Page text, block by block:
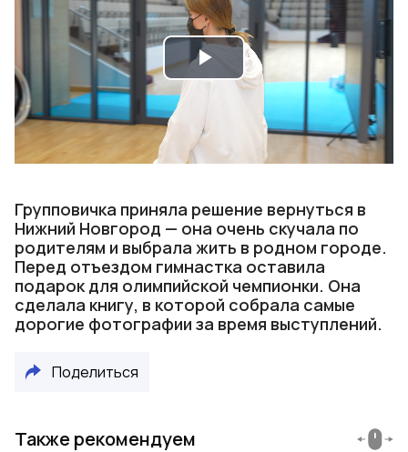
Play
Video
Групповичка приняла решение вернуться в
Нижний Новгород — она очень скучала по
родителям и выбрала жить в родном городе.
Перед отъездом гимнастка оставила
подарок для олимпийской чемпионки. Она
сделала книгу, в которой собрала самые
дорогие фотографии за время выступлений.
Поделиться
Также рекомендуем